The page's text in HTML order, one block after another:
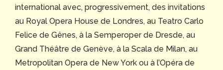
international avec, progressivement, des invitations
au Royal Opera House de Londres, au Teatro Carlo
Felice de Gênes, à la Semperoper de Dresde, au
Grand Théâtre de Genève, à la Scala de Milan, au
Metropolitan Opera de New York ou à l’Opéra de